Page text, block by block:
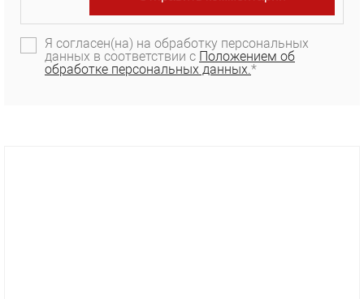
Я согласен(на) на обработку персональных
данных в соответствии с Положением об
обработке персональных данных.*